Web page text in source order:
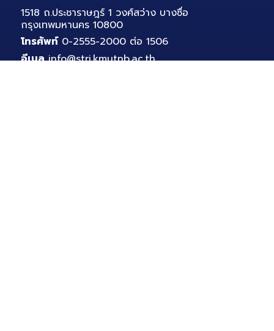
1518 ถ.ประชาราษฎร์ 1 วงศ์สว่าง บางซื่อ
กรุงเทพมหานคร 10800
โทรศัพท์0-2555-2000 ต่อ 1506
อีเมลinfo@stri.kmutnb.ac.th